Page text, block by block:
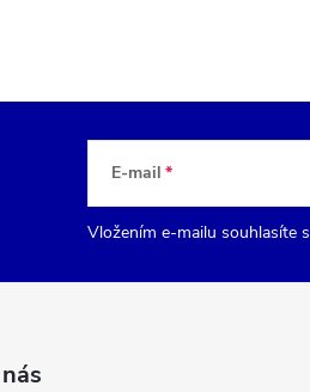
E-mail
Vložením e-mailu souhlasíte s